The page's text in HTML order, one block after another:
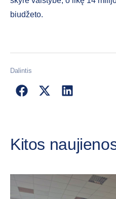
biudžeto.
Dalintis
Kitos